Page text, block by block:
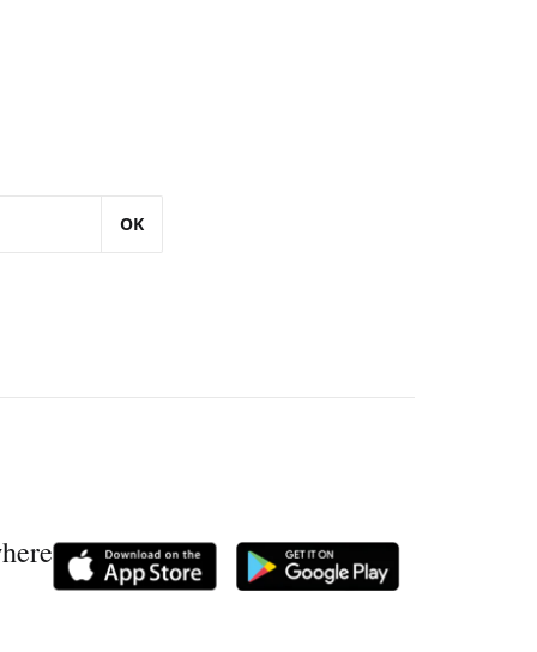
OK